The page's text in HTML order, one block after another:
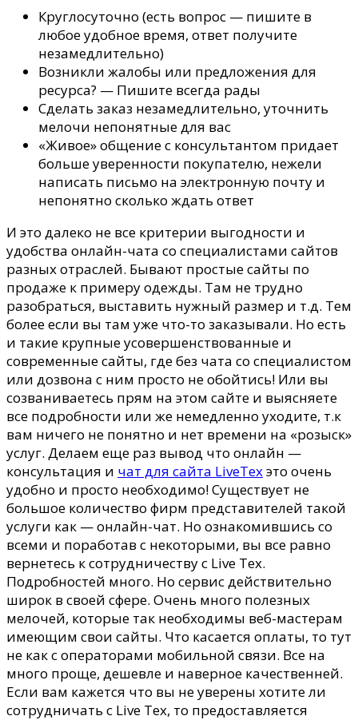
Круглосуточно (есть вопрос — пишите в
любое удобное время, ответ получите
незамедлительно)
Возникли жалобы или предложения для
ресурса? — Пишите всегда рады
Сделать заказ незамедлительно, уточнить
мелочи непонятные для вас
«Живое» общение с консультантом придает
больше уверенности покупателю, нежели
написать письмо на электронную почту и
непонятно сколько ждать ответ
И это далеко не все критерии выгодности и
удобства онлайн-чата со специалистами сайтов
разных отраслей. Бывают простые сайты по
продаже к примеру одежды. Там не трудно
разобраться, выставить нужный размер и т.д. Тем
более если вы там уже что-то заказывали. Но есть
и такие крупные усовершенствованные и
современные сайты, где без чата со специалистом
или дозвона с ним просто не обойтись! Или вы
созваниваетесь прям на этом сайте и выясняете
все подробности или же немедленно уходите, т.к
вам ничего не понятно и нет времени на «розыск»
услуг. Делаем еще раз вывод что онлайн —
консультация и чат для сайта LiveTexэто очень
удобно и просто необходимо! Существует не
большое количество фирм представителей такой
услуги как — онлайн-чат. Но ознакомившись со
всеми и поработав с некоторыми, вы все равно
вернетесь к сотрудничеству с Live Tex.
Подробностей много. Но сервис действительно
широк в своей сфере. Очень много полезных
мелочей, которые так необходимы веб-мастерам
имеющим свои сайты. Что касается оплаты, то тут
не как с операторами мобильной связи. Все на
много проще, дешевле и наверное качественней.
Если вам кажется что вы не уверены хотите ли
сотрудничать с Live Tex, то предоставляется